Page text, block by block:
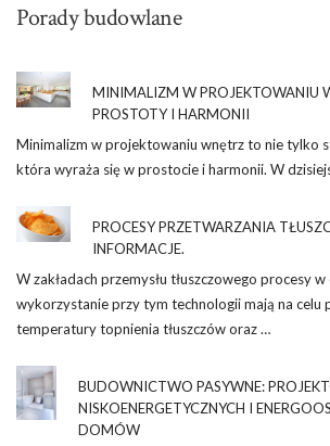
Porady budowlane
MINIMALIZM W PROJEKTOWANIU
PROSTOTY I HARMONII
Minimalizm w projektowaniu wnętrz to nie tylko
która wyraża się w prostocie i harmonii. W
PROCESY PRZETWARZANIA
INFORMACJE.
W zakładach przemysłu tłuszczowego procesy
wykorzystanie przy tym technologii mają na celu
temperatury topnienia tłuszczów oraz …
BUDOWNICTWO PASYWNE:
NISKOENERGETYCZNYCH I
DOMÓW